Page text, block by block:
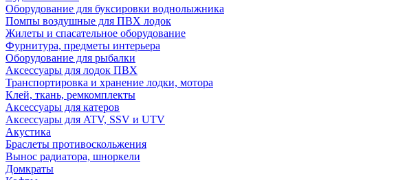
Оборудование для буксировки воднолыжника
Помпы воздушные для ПВХ лодок
Жилеты и спасательное оборудование
Фурнитура, предметы интерьера
Оборудование для рыбалки
Аксессуары для лодок ПВХ
Транспортировка и хранение лодки, мотора
Клей, ткань, ремкомплекты
Аксессуары для катеров
Аксессуары для ATV, SSV и UTV
Акустика
Браслеты противоскольжения
Вынос радиатора, шноркели
Домкраты